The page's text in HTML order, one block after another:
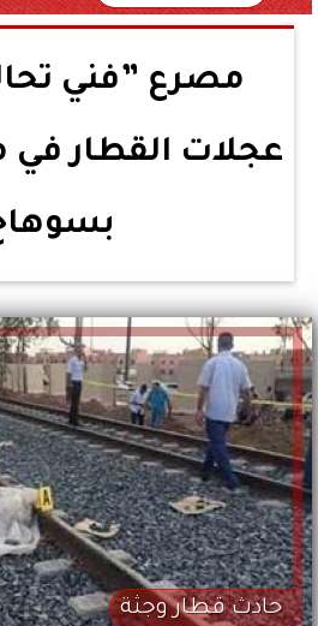
مصرع ”فني
عجلات القطار في
حادث قطار وجثة